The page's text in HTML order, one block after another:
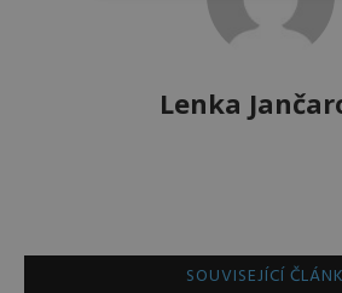
Lenka
SOUVISEJÍCÍ